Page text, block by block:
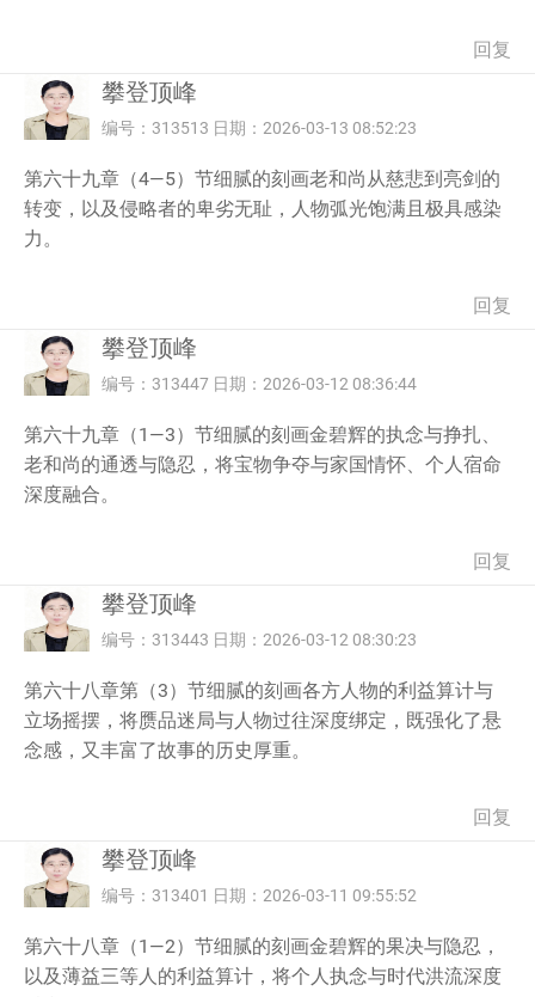
回复
攀登顶峰
编号：313513 日期：2026-03-13 08:52:23
第六十九章（4—5）节细腻的刻画老和尚从慈悲到亮剑的
转变，以及侵略者的卑劣无耻，人物弧光饱满且极具感染
力。
回复
攀登顶峰
编号：313447 日期：2026-03-12 08:36:44
第六十九章（1—3）节细腻的刻画金碧辉的执念与挣扎、
老和尚的通透与隐忍，将宝物争夺与家国情怀、个人宿命
深度融合。
回复
攀登顶峰
编号：313443 日期：2026-03-12 08:30:23
第六十八章第（3）节细腻的刻画各方人物的利益算计与
立场摇摆，将赝品迷局与人物过往深度绑定，既强化了悬
念感，又丰富了故事的历史厚重。
回复
攀登顶峰
编号：313401 日期：2026-03-11 09:55:52
第六十八章（1—2）节细腻的刻画金碧辉的果决与隐忍，
以及薄益三等人的利益算计，将个人执念与时代洪流深度